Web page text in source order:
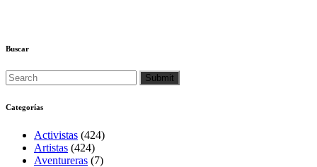
Buscar
Categorías
Activistas (424)
Artistas (424)
Aventureras (7)